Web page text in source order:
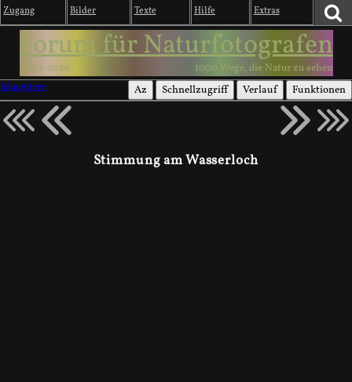
Zugang Bilder Texte Hilfe Extras
Forum für Naturfotografen
2003-2026
1000 Wege, die Natur zu sehen
Säugetiere
Az Schnellzugriff Verlauf Funktionen
Stimmung am Wasserloch